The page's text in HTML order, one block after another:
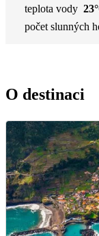
teplota vody
počet slunných
O destinaci